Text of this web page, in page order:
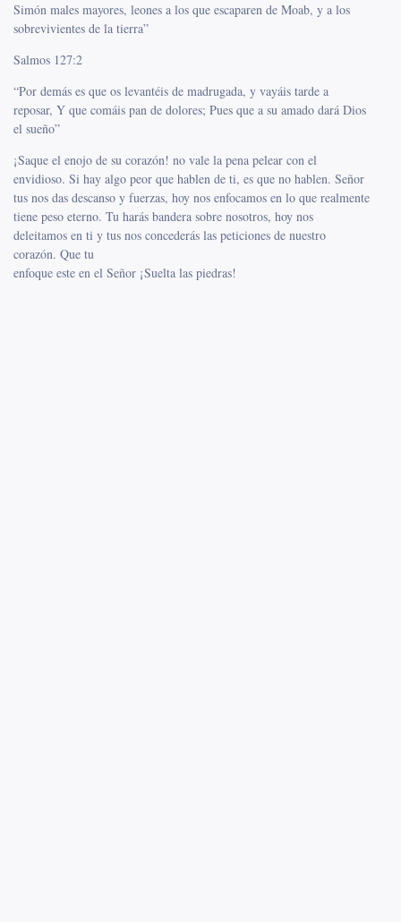
Simón males mayores, leones a los que escaparen de Moab, y a los
sobrevivientes de la tierra”
Salmos 127:2
“Por demás es que os levantéis de madrugada, y vayáis tarde a
reposar, Y que comáis pan de dolores; Pues que a su amado dará Dios
el sueño”
¡Saque el enojo de su corazón! no vale la pena pelear con el
envidioso. Si hay algo peor que hablen de ti, es que no hablen. Señor
tus nos das descanso y fuerzas, hoy nos enfocamos en lo que realmente
tiene peso eterno. Tu harás bandera sobre nosotros, hoy nos
deleitamos en ti y tus nos concederás las peticiones de nuestro
corazón. Que tu
enfoque este en el Señor ¡Suelta las piedras!